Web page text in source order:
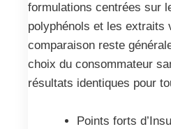
formulations centrées sur
polyphénols et les extraits
comparaison reste
choix du consommateur
résultats identiques pour
Points forts